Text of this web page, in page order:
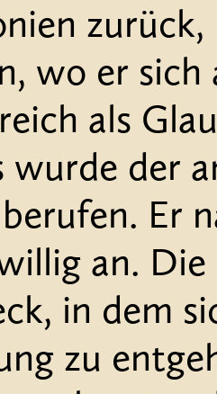
wo er sich
als
wurde der
Er
an. Die
in dem
zu